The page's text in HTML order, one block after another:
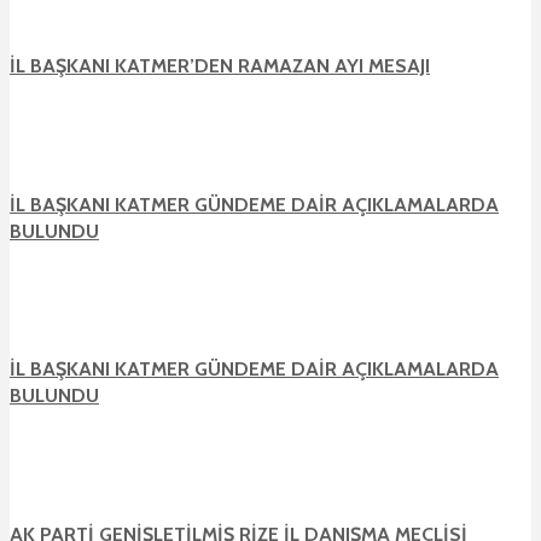
İL BAŞKANI KATMER’DEN RAMAZAN AYI MESAJI
İL BAŞKANI KATMER GÜNDEME DAİR AÇIKLAMALARDA
BULUNDU
İL BAŞKANI KATMER GÜNDEME DAİR AÇIKLAMALARDA
BULUNDU
AK PARTİ GENİŞLETİLMİŞ RİZE İL DANIŞMA MECLİSİ